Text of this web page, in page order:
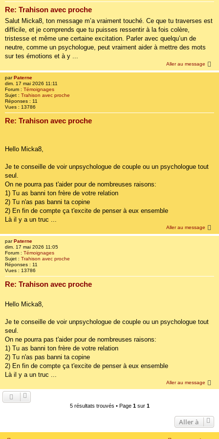
Re: Trahison avec proche
Salut Micka8, ton message m’a vraiment touché. Ce que tu traverses est
difficile, et je comprends que tu puisses ressentir à la fois colère,
tristesse et même une certaine excitation. Parler avec quelqu’un de
neutre, comme un psychologue, peut vraiment aider à mettre des mots
sur tes émotions et à y ...
Aller au message
parPaterne
dim. 17 mai 2026 11:11
Forum : Témoignages
Sujet : Trahison avec proche
Réponses : 11
Vues : 13786
Re: Trahison avec proche
Hello Micka8,
Je te conseille de voir unpsychologue de couple ou un psychologue tout
seul.
On ne pourra pas t'aider pour de nombreuses raisons:
1) Tu as banni ton frère de votre relation
2) Tu n'as pas banni ta copine
2) En fin de compte ça t'excite de penser à eux ensemble
Là il y a un truc ...
Aller au message
par Paterne
dim. 17 mai 2026 11:05
Forum : Témoignages
Sujet : Trahison avec proche
Réponses : 11
Vues : 13786
Re: Trahison avec proche
Hello Micka8,
Je te conseille de voir unpsychologue de couple ou un psychologue tout
seul.
On ne pourra pas t'aider pour de nombreuses raisons:
1) Tu as banni ton frère de votre relation
2) Tu n'as pas banni ta copine
2) En fin de compte ça t'excite de penser à eux ensemble
Là il y a un truc ...
Aller au message
5 résultats trouvés • Page 1sur 1
Aller à